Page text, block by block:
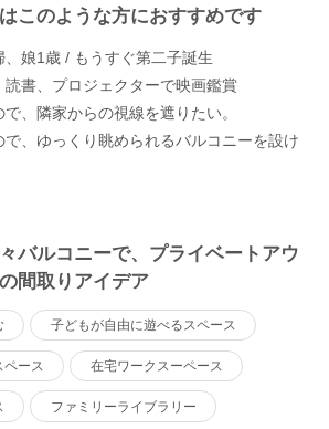
このような方におすすめです
、娘1歳 / もうすぐ第二子誕生
読書、プロジェクターで映画鑑賞
、隣家からの視線を遮りたい。
で、ゆっくり眺められるバルコニーを設け
バルコニーで、プライベートアウ
間取りアイデア
子どもが自由に遊べるスペース
ース 在宅ワークスーペース
ファミリーライブラリー